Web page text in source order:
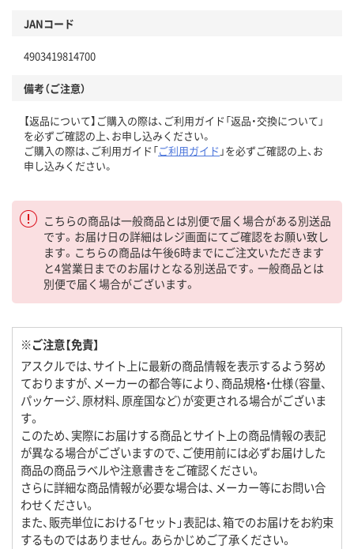
JANコード
4903419814700
備考（ご注意）
【返品について】ご購入の際は、ご利用ガイド「返品・交換について」
を必ずご確認の上、お申し込みください。
ご購入の際は、ご利用ガイド「ご利用ガイド 」を必ずご確認の上、お
申し込みください。
こちらの商品は一般商品とは別便で届く場合がある別送品
です。お届け日の詳細はレジ画面にてご確認をお願い致し
ます。こちらの商品は午後6時までにご注文いただきます
と4営業日までのお届けとなる別送品です。一般商品とは
別便で届く場合がございます。
※ご注意【免責】
アスクルでは、サイト上に最新の商品情報を表示するよう努め
ておりますが、メーカーの都合等により、商品規格・仕様（容量、
パッケージ、原材料、原産国など）が変更される場合がございま
す。
このため、実際にお届けする商品とサイト上の商品情報の表記
が異なる場合がございますので、ご使用前には必ずお届けした
商品の商品ラベルや注意書きをご確認ください。
さらに詳細な商品情報が必要な場合は、メーカー等にお問い合
わせください。
また、販売単位における「セット」表記は、箱でのお届けをお約束
するものではありません。あらかじめご了承ください。